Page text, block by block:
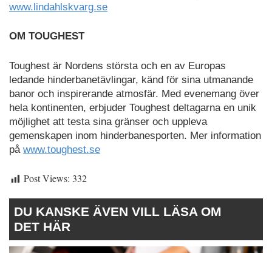
www.lindahlskvarg.se
OM TOUGHEST
Toughest är Nordens största och en av Europas
ledande hinderbanetävlingar, känd för sina utmanande
banor och inspirerande atmosfär. Med evenemang över
hela kontinenten, erbjuder Toughest deltagarna en unik
möjlighet att testa sina gränser och uppleva
gemenskapen inom hinderbanesporten. Mer information
på www.toughest.se
Post Views: 332
DU KANSKE ÄVEN VILL LÄSA OM
DET HÄR